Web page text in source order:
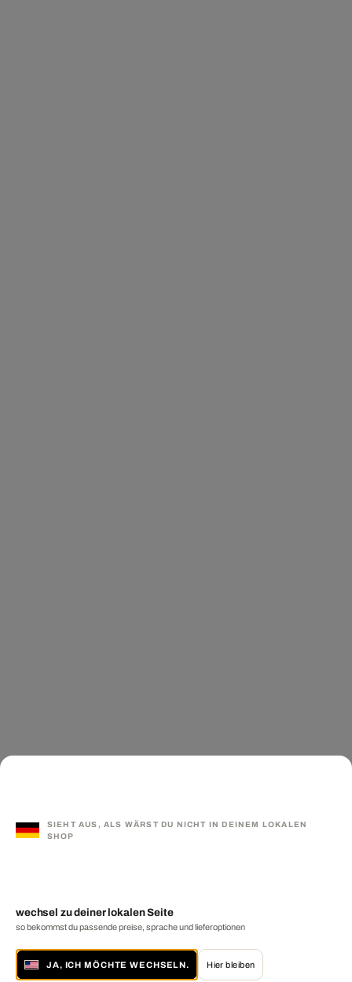
SIEHT AUS, ALS WÄRST DU NICHT IN DEINEM LOKALEN
SHOP
wechsel zu deiner lokalen Seite
so bekommst du passende preise, sprache und lieferoptionen
JA, ICH MÖCHTE WECHSELN. Hier bleiben